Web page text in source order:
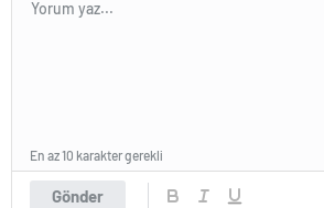
Gönder
En az 10 karakter gerekli